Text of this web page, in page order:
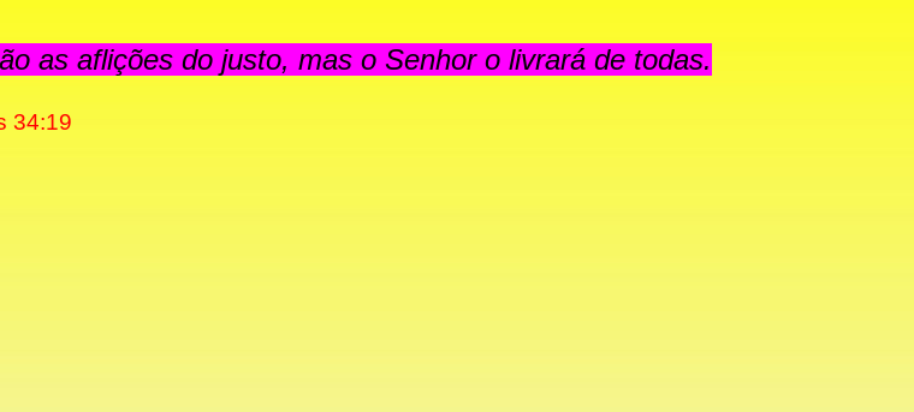
as aflições do justo, mas o Senhor o livrará de todas.
34:19